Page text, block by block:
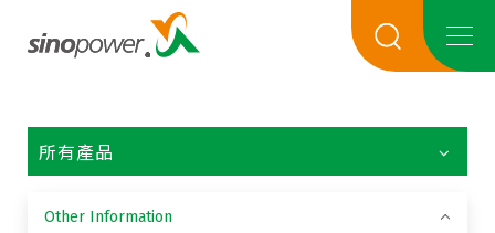
所有產品
Other Information